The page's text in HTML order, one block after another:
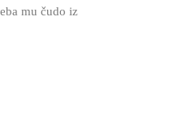
mu čudo iz